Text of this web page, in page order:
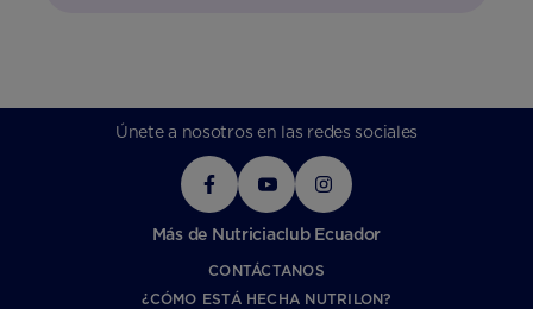
Únete a nosotros en las redes sociales
Más de Nutriciaclub Ecuador
CONTÁCTANOS
¿CÓMO ESTÁ HECHA NUTRILON?